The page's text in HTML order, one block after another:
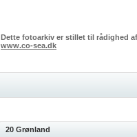
Dette fotoarkiv er stillet til rådighed
www.co-sea.dk
20 Grønland